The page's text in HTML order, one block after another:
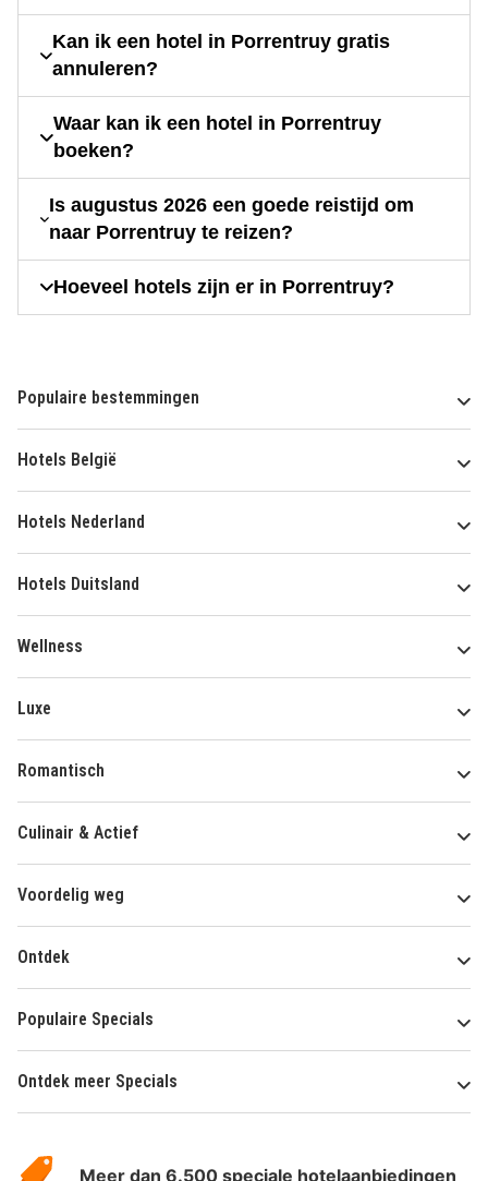
Kan ik een hotel in Porrentruy gratis
annuleren?
Waar kan ik een hotel in Porrentruy
boeken?
Is augustus 2026 een goede reistijd om
naar Porrentruy te reizen?
Hoeveel hotels zijn er in Porrentruy?
Populaire bestemmingen
Hotels België
Hotels Nederland
Hotels Duitsland
Wellness
Luxe
Romantisch
Culinair & Actief
Voordelig weg
Ontdek
Populaire Specials
Ontdek meer Specials
HotelSpecials
Meer dan 6.500 speciale hotelaanbiedingen